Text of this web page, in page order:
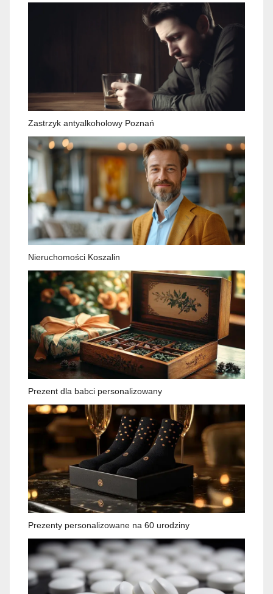
Zastrzyk antyalkoholowy Poznań
Nieruchomości Koszalin
Prezent dla babci personalizowany
Prezenty personalizowane na 60 urodziny